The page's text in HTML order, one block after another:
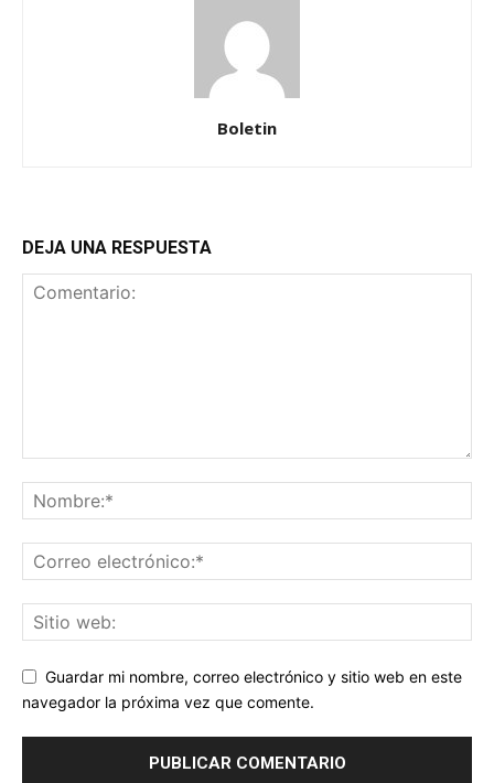
Boletin
DEJA UNA RESPUESTA
Guardar mi nombre, correo electrónico y sitio web en este
navegador la próxima vez que comente.